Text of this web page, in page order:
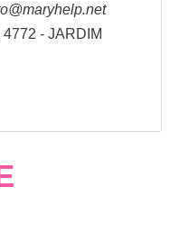
- JARDIM